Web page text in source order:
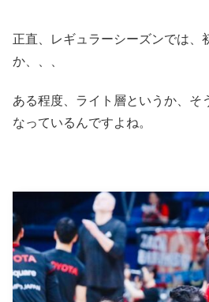
正直、レギュラーシーズンでは、
か、、、
ある程度、ライト層というか、そ
なっているんですよね。